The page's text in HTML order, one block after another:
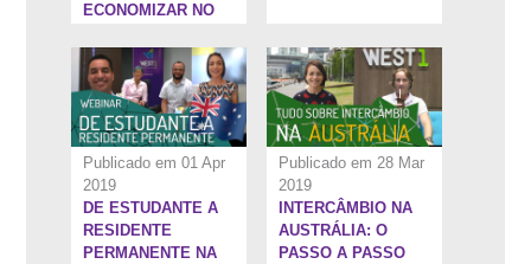
ECONOMIZAR NO
INTERCÂMBIO
PARA AUSTRÁLIA!
Publicado em 01 Apr
2019
DE ESTUDANTE A
RESIDENTE
PERMANENTE NA
Publicado em 28 Mar
2019
INTERCÂMBIO NA
AUSTRÁLIA: O
PASSO A PASSO
28:33''